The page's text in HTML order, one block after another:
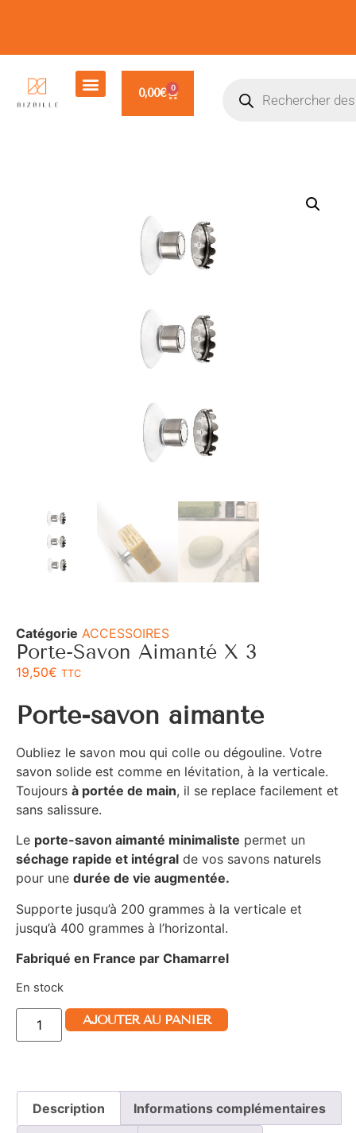
0,00€ 0
Catégorie ACCESSOIRES
Porte-Savon Aimanté X 3
19,50€ TTC
Porte-savon aimanté
Oubliez le savon mou qui colle ou dégouline. Votre
savon solide est comme en lévitation, à la verticale.
Toujours à portée de main, il se replace facilement et
sans salissure.
Le porte-savon aimanté minimaliste permet un
séchage rapide et intégral de vos savons naturels
pour une durée de vie augmentée.
Supporte jusqu’à 200 grammes à la verticale et
jusqu’à 400 grammes à l’horizontal.
Fabriqué en France par Chamarrel
En stock
AJOUTER AU PANIER
Description Informations complémentaires